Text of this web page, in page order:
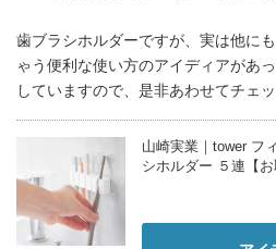
歯ブラシホルダーですが、実は他に
ゃう便利な使い方のアイディアがあ
していますので、是非あわせてチェ
山崎実業｜tower フ
シホルダー ５連【お